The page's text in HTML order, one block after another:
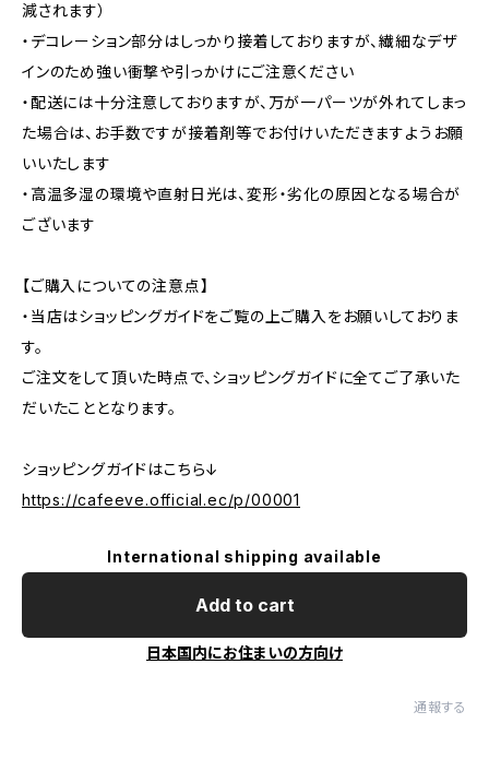
減されます）
・デコレーション部分はしっかり接着しておりますが、繊細なデザ
インのため強い衝撃や引っかけにご注意ください
・配送には十分注意しておりますが、万が一パーツが外れてしまっ
た場合は、お手数ですが接着剤等でお付けいただきますようお願
いいたします
・高温多湿の環境や直射日光は、変形・劣化の原因となる場合が
ございます
【ご購入についての注意点】
・当店はショッピングガイドをご覧の上ご購入をお願いしておりま
す。
ご注文をして頂いた時点で、ショッピングガイドに全てご了承いた
だいたこととなります。
ショッピングガイドはこちら↓
https://cafeeve.official.ec/p/00001
International shipping available
Add to cart
日本国内にお住まいの方向け
通報する